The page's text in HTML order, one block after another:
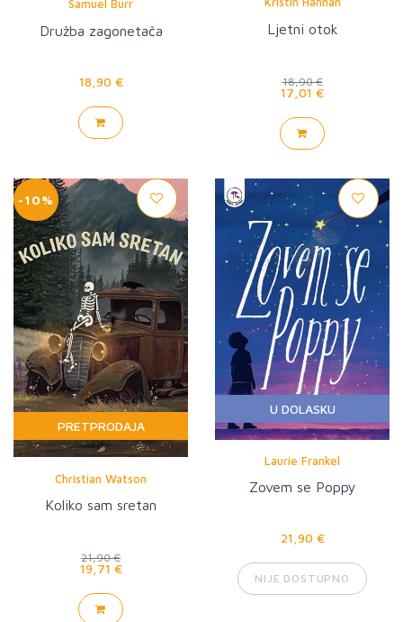
Samuel Burr
Družba zagonetača
18,90 €
Ljetni otok
18,90 €
17,01 €
-10%
PRETPRODAJA
Christian Watson
Koliko sam sretan
21,90 €
19,71 €
U DOLASKU
Laurie Frankel
Zovem se Poppy
21,90 €
NIJE DOSTUPNO